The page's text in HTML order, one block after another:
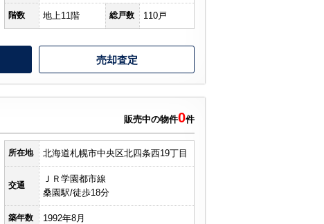
階数 地上11階 総戸数 110戸
売却査定
販売中の物件0件
所在地 北海道札幌市中央区北四条西19丁目
交通
ＪＲ学園都市線
桑園駅/徒歩18分
築年数 1992年8月